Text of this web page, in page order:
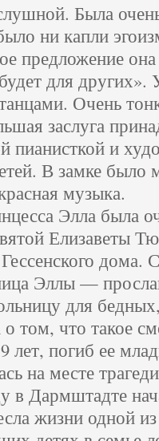
Была
ни капли
предложение
для других».
Очень
заслуга
пианисткой и
В замке было
музыка.
Элла была
Елизаветы
дома.
Эллы —
для
том, что такое
лет, погиб ее
на месте
в Дармштадте
жизни одной